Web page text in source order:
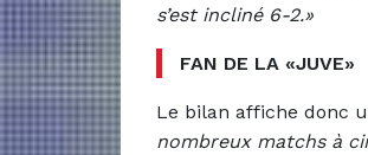
s’est incliné 6-2.»
FAN DE LA «JUVE»
Le bilan affiche donc
nombreux matchs à